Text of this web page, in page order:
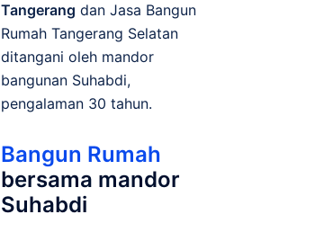
Tangerang dan Jasa Bangun
Rumah Tangerang Selatan
ditangani oleh mandor
bangunan Suhabdi,
pengalaman 30 tahun.
Bangun Rumah
bersama mandor
Suhabdi